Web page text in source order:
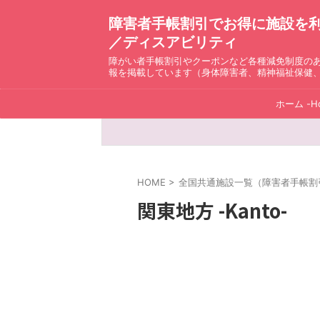
障害者手帳割引でお得に施設を
／ディスアビリティ
障がい者手帳割引やクーポンなど各種減免制度の
報を掲載しています（身体障害者、精神福祉保健
ホーム -
HOME > 全国共通施設一覧（障害者手帳
関東地方 -Kanto-